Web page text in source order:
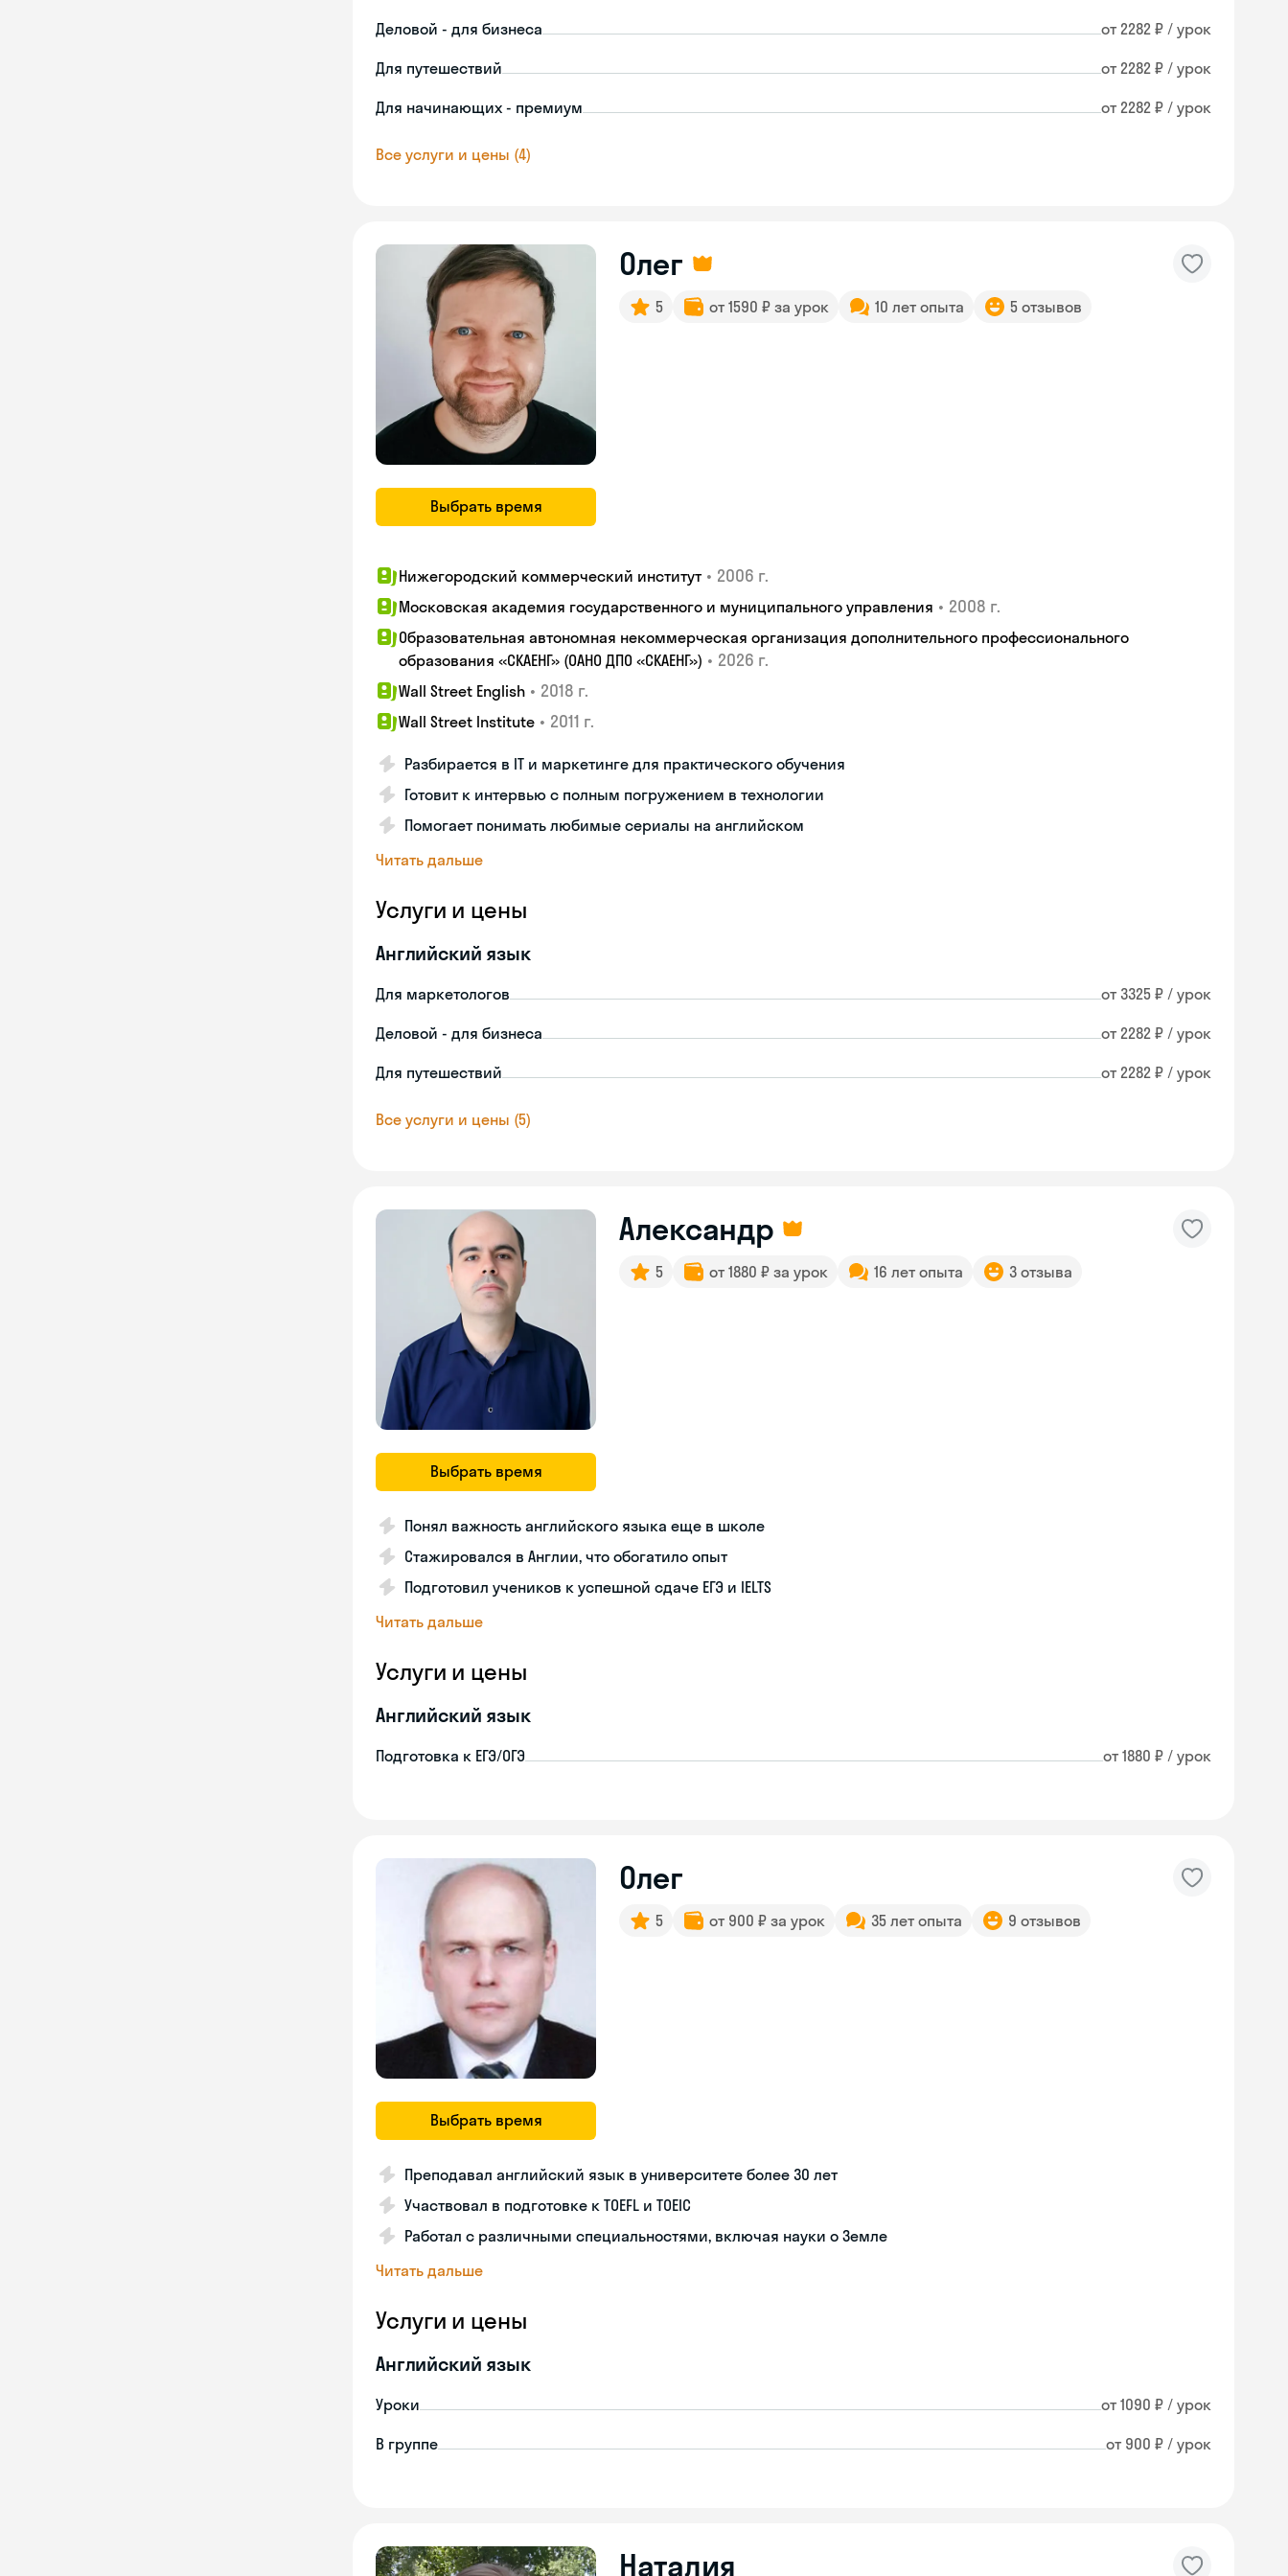
Деловой - для бизнеса от 2282 ₽ / урок
Для путешествий от 2282 ₽ / урок
Для начинающих - премиум от 2282 ₽ / урок
Все услуги и цены (4)
Выбрать время
Олег
5 от 1590 ₽ за урок 10 лет опыта 5 отзывов
Нижегородский коммерческий институт • 2006 г.
Московская академия государственного и муниципального управления • 2008 г.
Образовательная автономная некоммерческая организация дополнительного профессионального
образования «СКАЕНГ» (ОАНО ДПО «СКАЕНГ») • 2026 г.
Wall Street English • 2018 г.
Wall Street Institute • 2011 г.
Разбирается в IT и маркетинге для практического обучения
Готовит к интервью с полным погружением в технологии
Помогает понимать любимые сериалы на английском
Читать дальше
Услуги и цены
Английский язык
Для маркетологов от 3325 ₽ / урок
Деловой - для бизнеса от 2282 ₽ / урок
Для путешествий от 2282 ₽ / урок
Все услуги и цены (5)
Выбрать время
Александр
5 от 1880 ₽ за урок 16 лет опыта 3 отзыва
Понял важность английского языка еще в школе
Стажировался в Англии, что обогатило опыт
Подготовил учеников к успешной сдаче ЕГЭ и IELTS
Читать дальше
Услуги и цены
Английский язык
Подготовка к ЕГЭ/ОГЭ от 1880 ₽ / урок
Выбрать время
Олег
5 от 900 ₽ за урок 35 лет опыта 9 отзывов
Преподавал английский язык в университете более 30 лет
Участвовал в подготовке к TOEFL и TOEIC
Работал с различными специальностями, включая науки о Земле
Читать дальше
Услуги и цены
Английский язык
Уроки от 1090 ₽ / урок
В группе от 900 ₽ / урок
Наталия